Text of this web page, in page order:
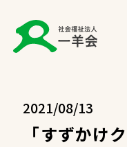
2021/08/13
「すずかけ